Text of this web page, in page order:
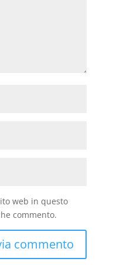
web in questo
commento.